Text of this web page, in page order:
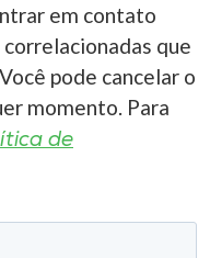
em contato
que
pode cancelar o
momento. Para
de